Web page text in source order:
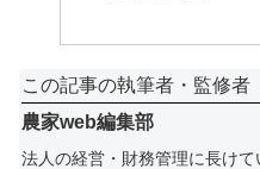
この記事の執筆者・監修者
農家web編集部
法人の経営・財務管理に長け